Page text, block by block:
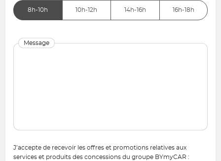
8h-10h 10h-12h 14h-16h 16h-18h
Message
J’accepte de recevoir les offres et promotions relatives aux
services et produits des concessions du groupe BYmyCAR :